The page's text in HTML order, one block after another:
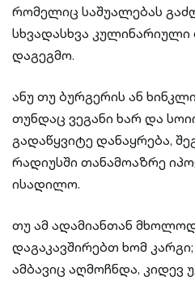
რომელიც საშუალებას
სხვადასხვა
დაგეგმო.
ანუ თუ ბურგერის ან
თუნდაც ვეგანი ხარ და
გადაწყვიტე დანაყრება,
რადიუსში თანამოაზრე
ისადილო.
თუ ამ ადამიანთან
დაგაკავშირებთ ხომ
ამბავიც აღმოჩნდა, კიდევ